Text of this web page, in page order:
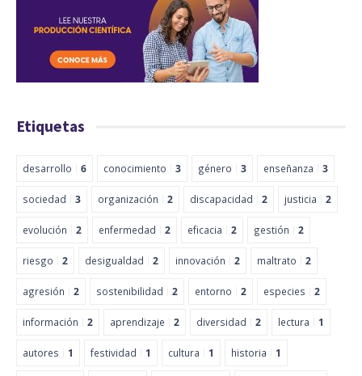
Etiquetas
desarrollo 6 conocimiento 3 género 3 enseñanza 3
sociedad 3 organización 2 discapacidad 2 justicia 2
evolución 2 enfermedad 2 eficacia 2 gestión 2
riesgo 2 desigualdad 2 innovación 2 maltrato 2
agresión 2 sostenibilidad 2 entorno 2 especies 2
información 2 aprendizaje 2 diversidad 2 lectura 1
autores 1 festividad 1 cultura 1 historia 1